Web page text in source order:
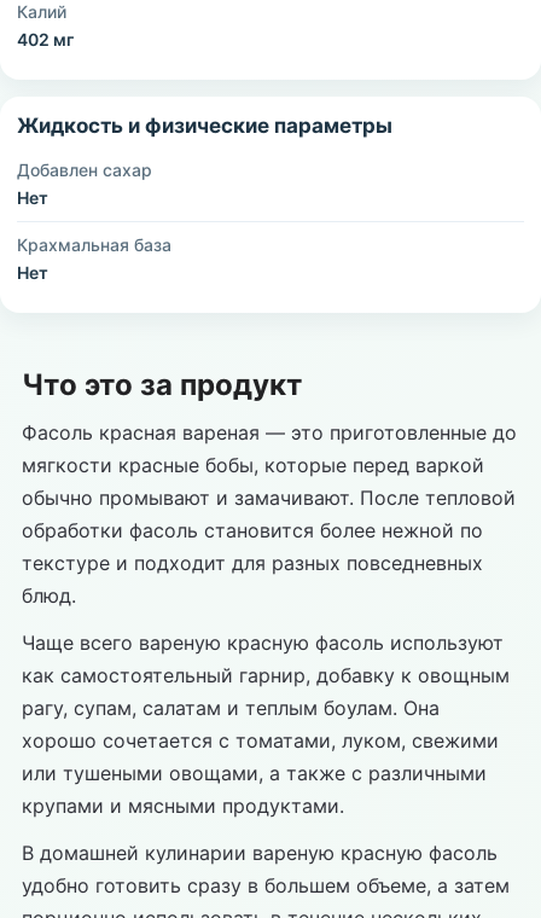
Калий
402 мг
Жидкость и физические параметры
Добавлен сахар
Нет
Крахмальная база
Нет
Что это за продукт
Фасоль красная вареная — это приготовленные до
мягкости красные бобы, которые перед варкой
обычно промывают и замачивают. После тепловой
обработки фасоль становится более нежной по
текстуре и подходит для разных повседневных
блюд.
Чаще всего вареную красную фасоль используют
как самостоятельный гарнир, добавку к овощным
рагу, супам, салатам и теплым боулам. Она
хорошо сочетается с томатами, луком, свежими
или тушеными овощами, а также с различными
крупами и мясными продуктами.
В домашней кулинарии вареную красную фасоль
удобно готовить сразу в большем объеме, а затем